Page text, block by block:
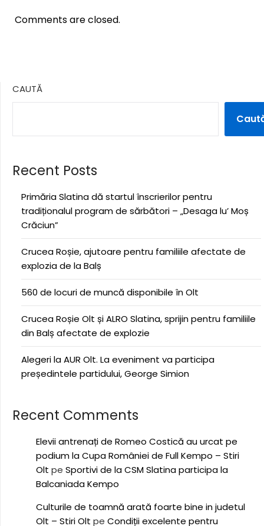
Comments are closed.
CAUTĂ
Recent Posts
Primăria Slatina dă startul înscrierilor pentru
tradiționalul program de sărbători – „Desaga lu’ Moș
Crăciun”
Crucea Roșie, ajutoare pentru familiile afectate de
explozia de la Balș
560 de locuri de muncă disponibile în Olt
Crucea Roșie Olt și ALRO Slatina, sprijin pentru familiile
din Balș afectate de explozie
Alegeri la AUR Olt. La eveniment va participa
președintele partidului, George Simion
Recent Comments
Elevii antrenați de Romeo Costică au urcat pe
podium la Cupa României de Full Kempo – Stiri
Olt pe Sportivi de la CSM Slatina participa la
Balcaniada Kempo
Culturile de toamnă arată foarte bine in judetul
Olt – Stiri Olt pe Condiții excelente pentru